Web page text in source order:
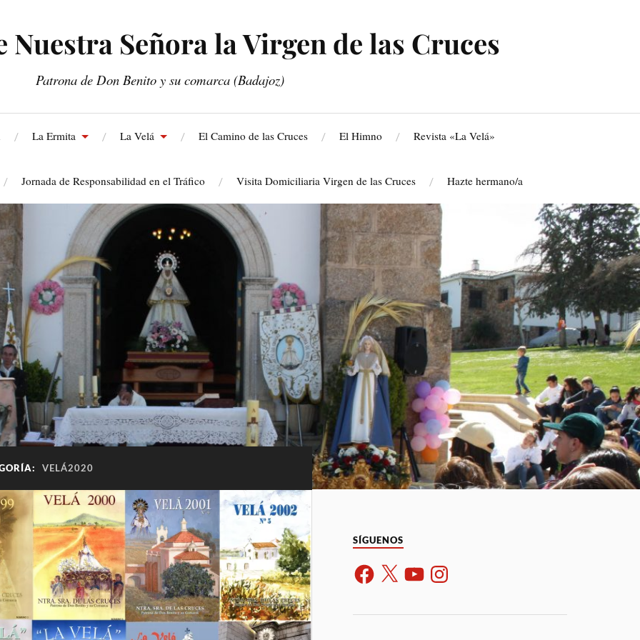
Señora la Virgen de las Cruces
Patrona de Don Benito y su comarca (Badajoz)
La Ermita La Velá El Camino de las Cruces El Himno Revista «La Velá»
Jornada de Responsabilidad en el Tráfico Visita Domiciliaria Virgen de las Cruces Hazte hermano/a
VELÁ2020
SÍGUENOS